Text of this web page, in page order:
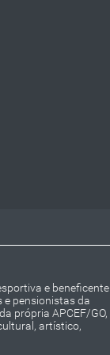
e beneficente
e pensionistas da
própria APCEF/GO,
artístico,